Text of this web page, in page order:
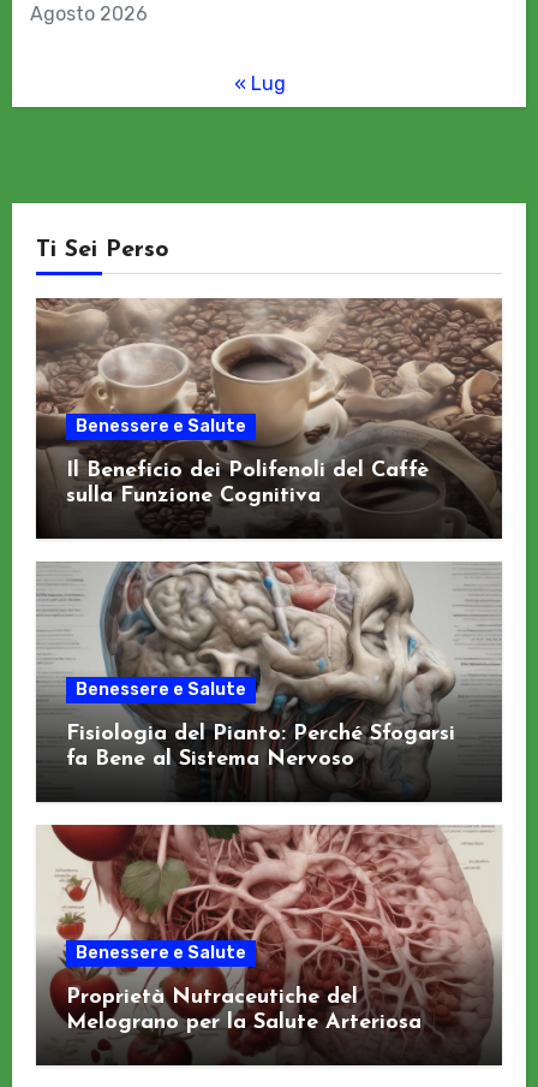
Agosto 2026
« Lug
Ti Sei Perso
Benessere e Salute
Il Beneficio dei Polifenoli del Caffè
sulla Funzione Cognitiva
Benessere e Salute
Fisiologia del Pianto: Perché Sfogarsi
fa Bene al Sistema Nervoso
Benessere e Salute
Proprietà Nutraceutiche del
Melograno per la Salute Arteriosa